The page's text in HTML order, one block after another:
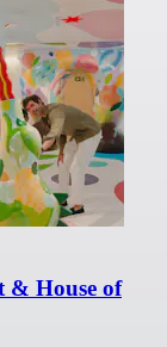
& House of